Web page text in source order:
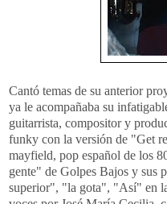
Cantó temas de su anterior
ya le acompañaba su
guitarrista, compositor y
funky con la versión de "Get
mayfield, pop español de los
gente" de Golpes Bajos y sus
superior", "la gota", "Así" en